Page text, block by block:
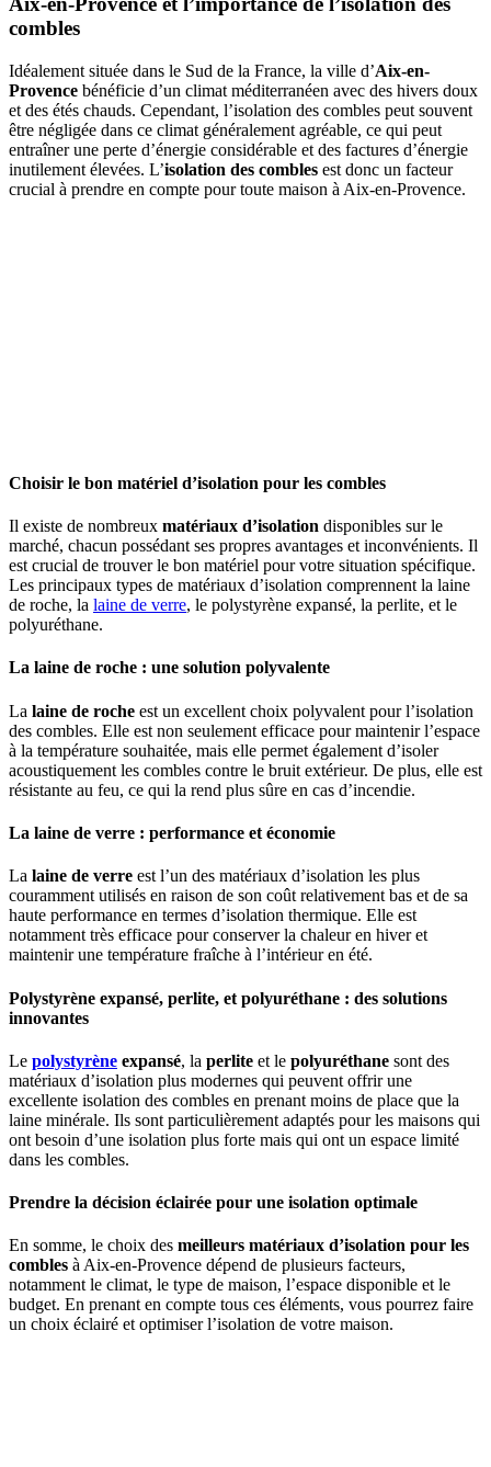
combles
Idéalement située dans le Sud de la France, la ville d’Aix-en-
Provence bénéficie d’un climat méditerranéen avec des hivers doux
et des étés chauds. Cependant, l’isolation des combles peut souvent
être négligée dans ce climat généralement agréable, ce qui peut
entraîner une perte d’énergie considérable et des factures d’énergie
inutilement élevées. L’isolation des combles est donc un facteur
crucial à prendre en compte pour toute maison à Aix-en-Provence.
Choisir le bon matériel d’isolation pour les combles
Il existe de nombreux matériaux d’isolation disponibles sur le
marché, chacun possédant ses propres avantages et inconvénients. Il
est crucial de trouver le bon matériel pour votre situation spécifique.
Les principaux types de matériaux d’isolation comprennent la laine
de roche, la laine de verre, le polystyrène expansé, la perlite, et le
polyuréthane.
La laine de roche : une solution polyvalente
La laine de roche est un excellent choix polyvalent pour l’isolation
des combles. Elle est non seulement efficace pour maintenir l’espace
à la température souhaitée, mais elle permet également d’isoler
acoustiquement les combles contre le bruit extérieur. De plus, elle est
résistante au feu, ce qui la rend plus sûre en cas d’incendie.
La laine de verre : performance et économie
La laine de verre est l’un des matériaux d’isolation les plus
couramment utilisés en raison de son coût relativement bas et de sa
haute performance en termes d’isolation thermique. Elle est
notamment très efficace pour conserver la chaleur en hiver et
maintenir une température fraîche à l’intérieur en été.
Polystyrène expansé, perlite, et polyuréthane : des solutions
innovantes
Le polystyrène expansé, la perlite et le polyuréthane sont des
matériaux d’isolation plus modernes qui peuvent offrir une
excellente isolation des combles en prenant moins de place que la
laine minérale. Ils sont particulièrement adaptés pour les maisons qui
ont besoin d’une isolation plus forte mais qui ont un espace limité
dans les combles.
Prendre la décision éclairée pour une isolation optimale
En somme, le choix des meilleurs matériaux d’isolation pour les
combles à Aix-en-Provence dépend de plusieurs facteurs,
notamment le climat, le type de maison, l’espace disponible et le
budget. En prenant en compte tous ces éléments, vous pourrez faire
un choix éclairé et optimiser l’isolation de votre maison.